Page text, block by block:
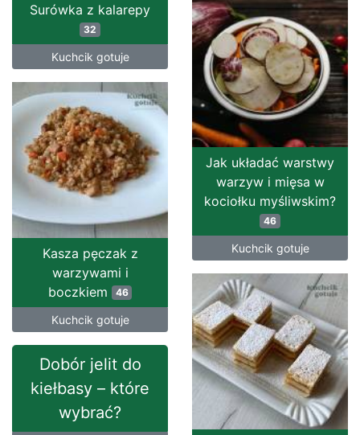
Surówka z kalarepy
32
Kuchcik gotuje
Jak układać warstwy
warzyw i mięsa w
kociołku myśliwskim?
46
Kuchcik gotuje
Kasza pęczak z
warzywami i
boczkiem
46
Kuchcik gotuje
Dobór jelit do
kiełbasy – które
wybrać?